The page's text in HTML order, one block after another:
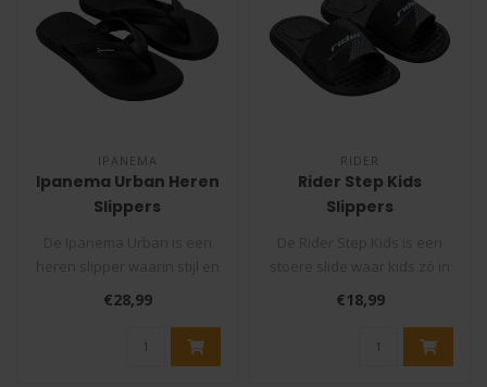
IPANEMA
Ipanema Urban Heren
Slippers
comfort perfect
samenkomen..
€28,99
RIDER
Rider Step Kids
Slippers
stappen. Dankzij de basi..
€18,99